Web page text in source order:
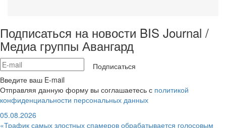
Подписаться на новости BIS Journal /
Медиа группы Авангард
Подписаться
Введите ваш E-mail
Отправляя данную форму вы соглашаетесь с политикой
конфиденциальности персональных данных
05.08.2026
«Трафик самых злостных спамеров обрабатывается голосовым